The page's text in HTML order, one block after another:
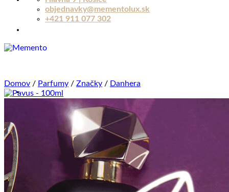
objednavky@mementolux.sk
+421 911 077 302
Vône pre interiér
Aroma difúzery
Sonické difúzery
Aroma difúzery Náplne
Aromalampy a vonné esenciálne oleje
Vône do auta
Katalytické lampy
Domov / Parfumy / Značky / Danhera